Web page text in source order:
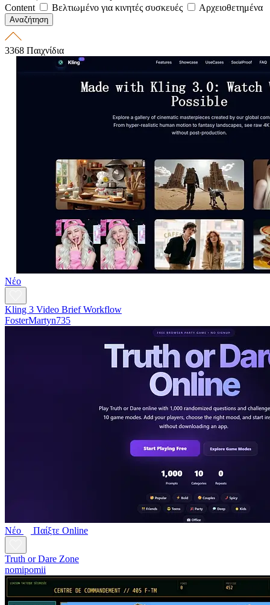
Content
Βελτιωμένο για κινητές συσκευές Αρχειοθετημένα
3368 Παιχνίδια
Νέο
Kling 3 Video Brief Workflow
FosterMartyn735
Νέο Παίξτε Online
Truth or Dare Zone
nomipomii